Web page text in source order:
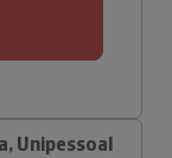
Unipessoal